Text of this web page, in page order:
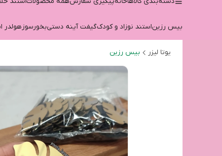
بیس رزیناستند نوزاد و کودکگیفت آینه دستیبخورسوزهولدر
یوتا لیزر بیس رزین